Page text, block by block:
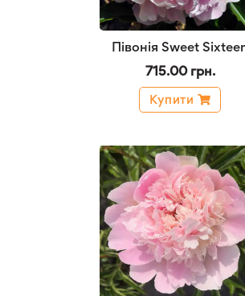
Півонія Sweet
715.00 грн.
Купити